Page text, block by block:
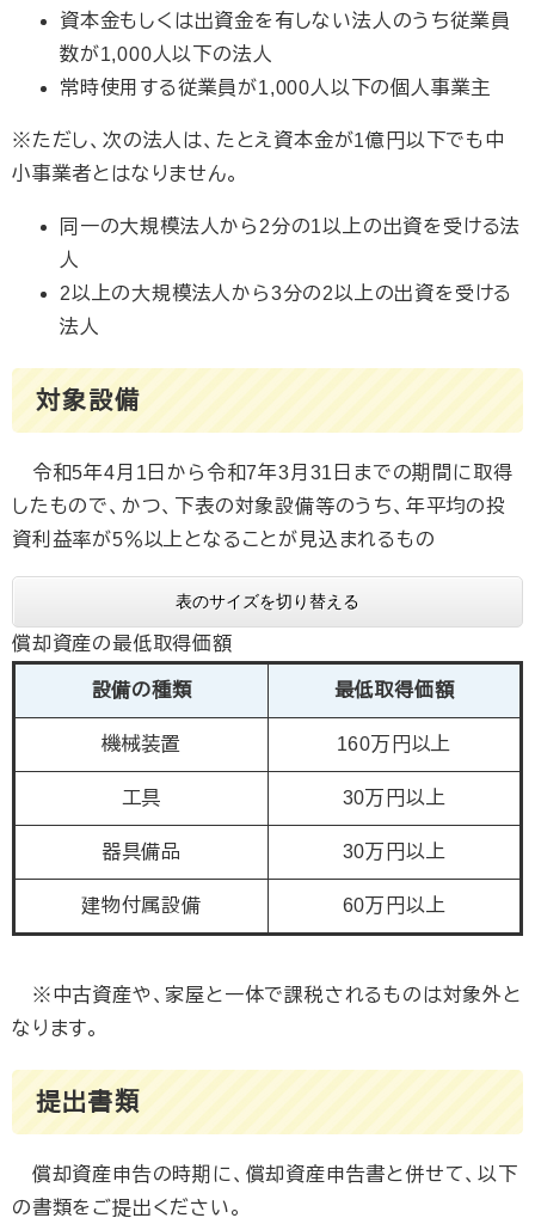
資本金もしくは出資金を有しない法人のうち従業員
数が1,000人以下の法人
常時使用する従業員が1,000人以下の個人事業主
※ただし、次の法人は、たとえ資本金が1億円以下でも中
小事業者とはなりません。
同一の大規模法人から2分の1以上の出資を受ける法
人
2以上の大規模法人から3分の2以上の出資を受ける
法人
対象設備
令和5年4月1日から令和7年3月31日までの期間に取得
したもので、かつ、下表の対象設備等のうち、年平均の投
資利益率が5％以上となることが見込まれるもの
表のサイズを切り替える
償却資産の最低取得価額
設備の種類 最低取得価額
機械装置 160万円以上
工具 30万円以上
器具備品 30万円以上
建物付属設備 60万円以上
※中古資産や、家屋と一体で課税されるものは対象外と
なります。
提出書類
償却資産申告の時期に、償却資産申告書と併せて、以下
の書類をご提出ください。